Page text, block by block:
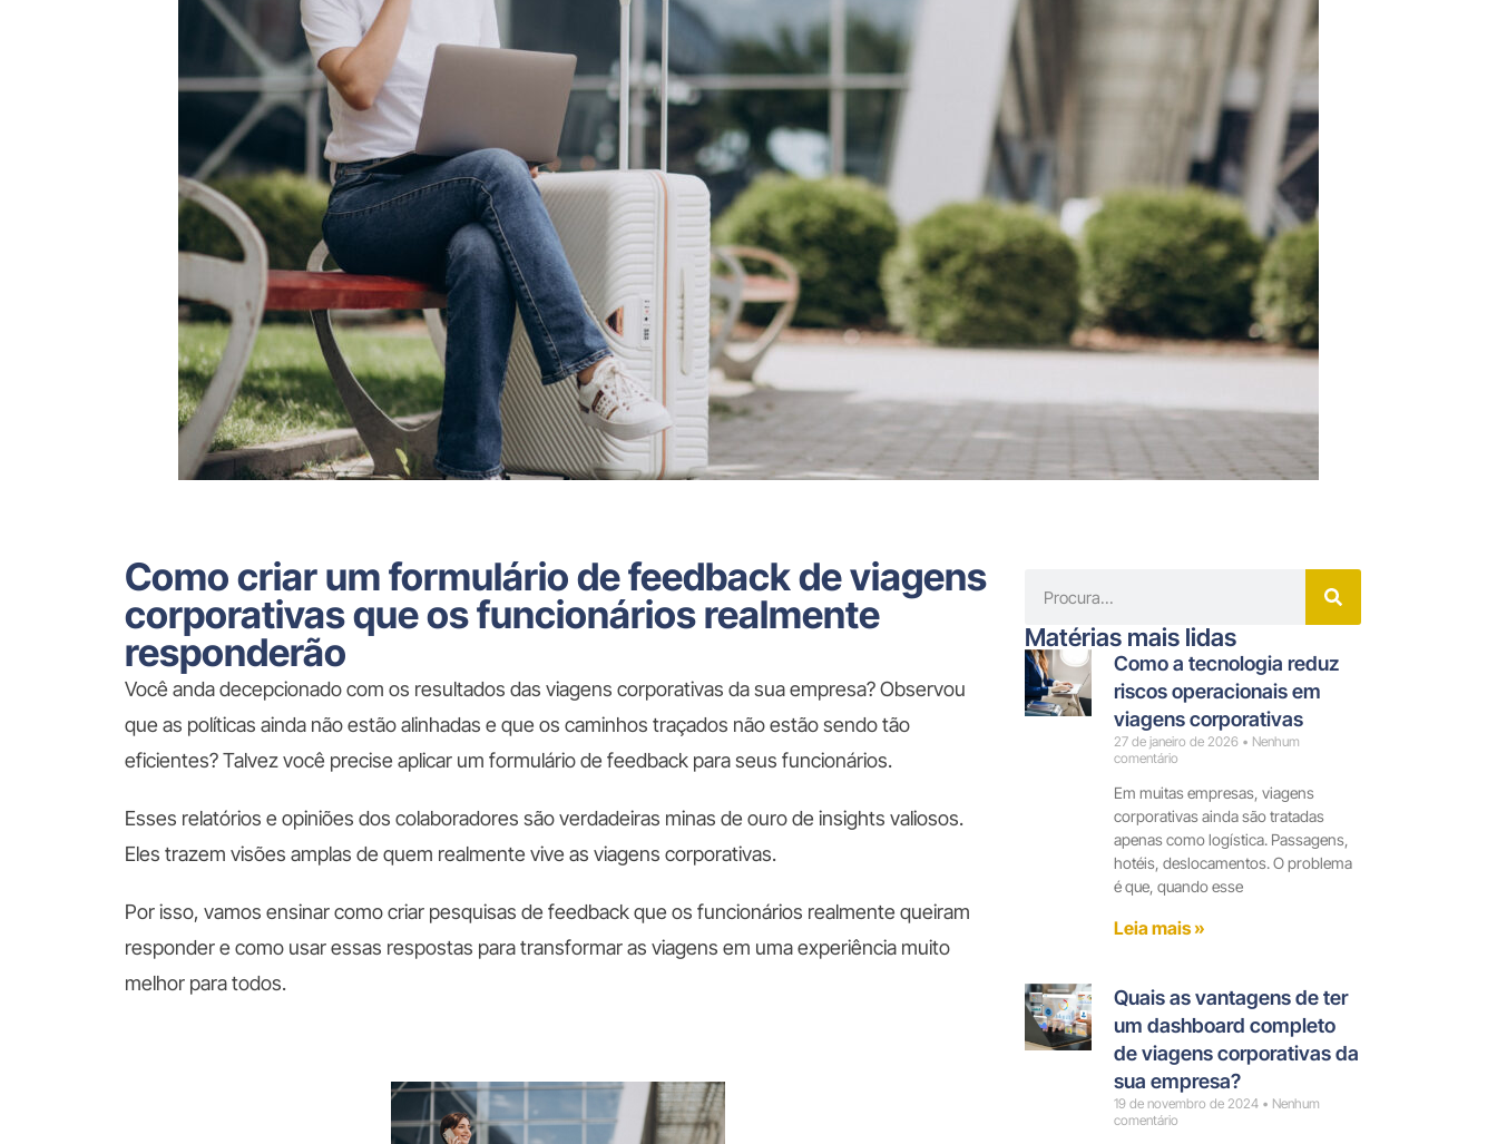
Como criar um formulário de feedback de viagens
corporativas que os funcionários realmente
responderão
Você anda decepcionado com os resultados das viagens corporativas da sua empresa? Observou
que as políticas ainda não estão alinhadas e que os caminhos traçados não estão sendo tão
eficientes? Talvez você precise aplicar um formulário de feedback para seus funcionários.
Esses relatórios e opiniões dos colaboradores são verdadeiras minas de ouro de insights valiosos.
Eles trazem visões amplas de quem realmente vive as viagens corporativas.
Por isso, vamos ensinar como criar pesquisas de feedback que os funcionários realmente queiram
responder e como usar essas respostas para transformar as viagens em uma experiência muito
melhor para todos.
Matérias mais lidas
Como a tecnologia reduz
riscos operacionais em
viagens corporativas
27 de janeiro de 2026
Nenhum
comentário
Em muitas empresas, viagens
corporativas ainda são tratadas
apenas como logística. Passagens,
hotéis, deslocamentos. O problema
é que, quando esse
Leia mais »
Quais as vantagens de ter
um dashboard completo
de viagens corporativas da
sua empresa?
19 de novembro de 2024
Nenhum
comentário